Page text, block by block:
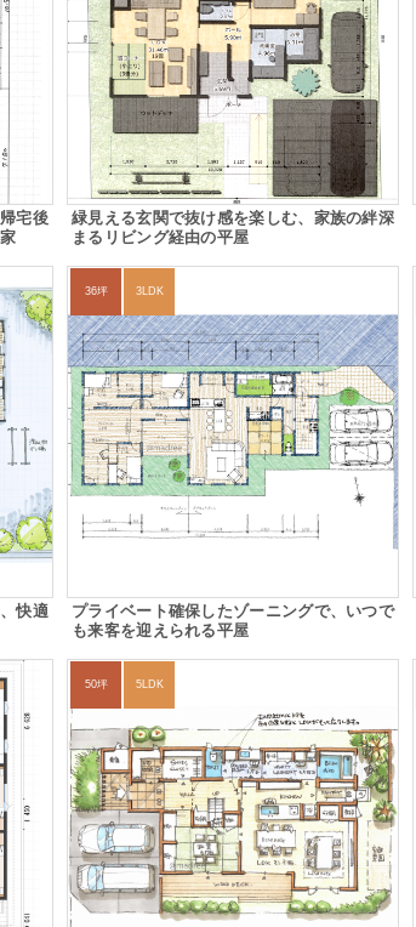
宅後
緑見える玄関で抜け感を楽しむ、家族の絆深
まるリビング経由の平屋
快適
36坪 3LDK
プライベート確保したゾーニングで、いつで
も来客を迎えられる平屋
50坪 5LDK